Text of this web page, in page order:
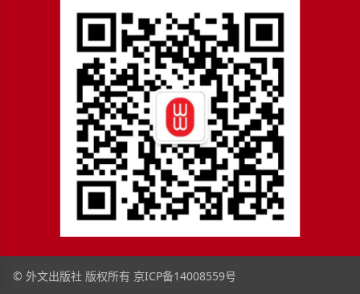
© 外文出版社 版权所有 京ICP备14008559号